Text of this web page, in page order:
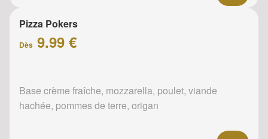
Pizza Pokers
Dès 9.99 €
Base crème fraîche, mozzarella, poulet, viande
hachée, pommes de terre, origan